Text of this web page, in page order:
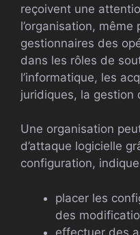
reçoivent une
l’organisation,
gestionnaires des
dans les rôles de
l’informatique, les
juridiques, la gestion
Une organisation
d’attaque logicielle
configuration,
placer les
des
effectuer des